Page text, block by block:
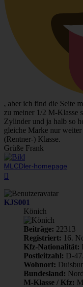
, aber ich find die Seite
zu meiner 1/2 M-Klasse
Zylinder und ja halb so
gleiche Marke nur
(Rentner-) Klasse.
Grüße Frank
MLCDler-homepage
KJS001
Könich
Beiträge: 22313
Registriert: 16.
Kfz-Nationalität:
Postleitzahl: D-
Wohnort:
Bundesland:
M-Klasse / Kfz: